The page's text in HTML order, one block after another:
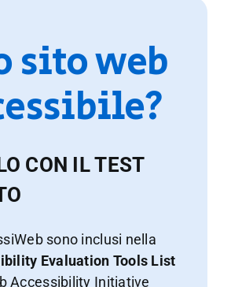
sito web
CON IL TEST
sono inclusi nella
Evaluation Tools List
Accessibility Initiative